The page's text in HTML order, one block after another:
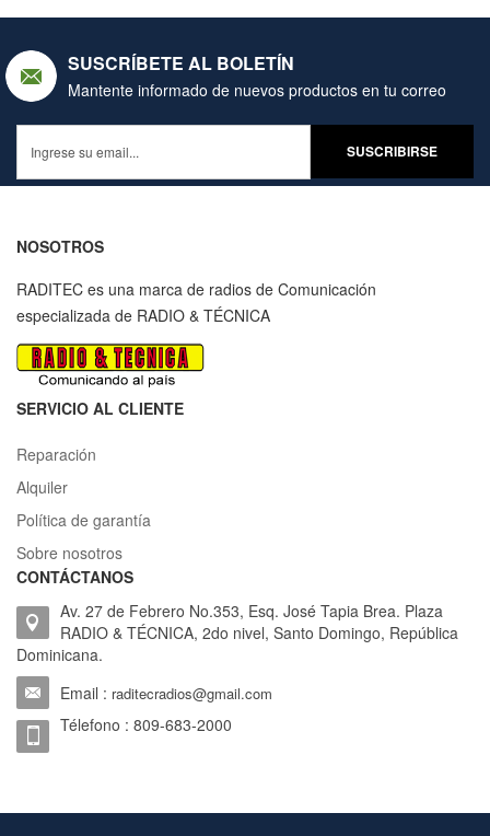
SUSCRÍBETE AL BOLETÍN
Mantente informado de nuevos productos en tu correo
NOSOTROS
RADITEC es una marca de radios de Comunicación
especializada de RADIO & TÉCNICA
SERVICIO AL CLIENTE
Reparación
Alquiler
Política de garantía
Sobre nosotros
CONTÁCTANOS
Av. 27 de Febrero No.353, Esq. José Tapia Brea. Plaza
RADIO & TÉCNICA, 2do nivel, Santo Domingo, República
Dominicana.
Email : raditecradios@gmail.com
Télefono : 809-683-2000